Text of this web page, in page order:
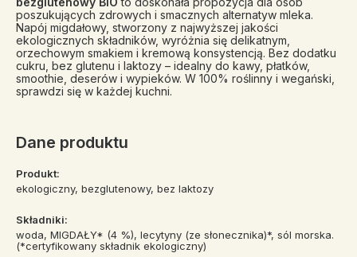
poszukujących zdrowych i smacznych alternatyw mleka.
Napój migdałowy, stworzony z najwyższej jakości
ekologicznych składników, wyróżnia się delikatnym,
orzechowym smakiem i kremową konsystencją. Bez dodatku
cukru, bez glutenu i laktozy – idealny do kawy, płatków,
smoothie, deserów i wypieków. W 100% roślinny i wegański,
sprawdzi się w każdej kuchni.
Dane produktu
Produkt:
ekologiczny, bezglutenowy, bez laktozy
Składniki:
woda, MIGDAŁY* (4 %), lecytyny (ze słonecznika)*, sól morska.
(*certyfikowany składnik ekologiczny)